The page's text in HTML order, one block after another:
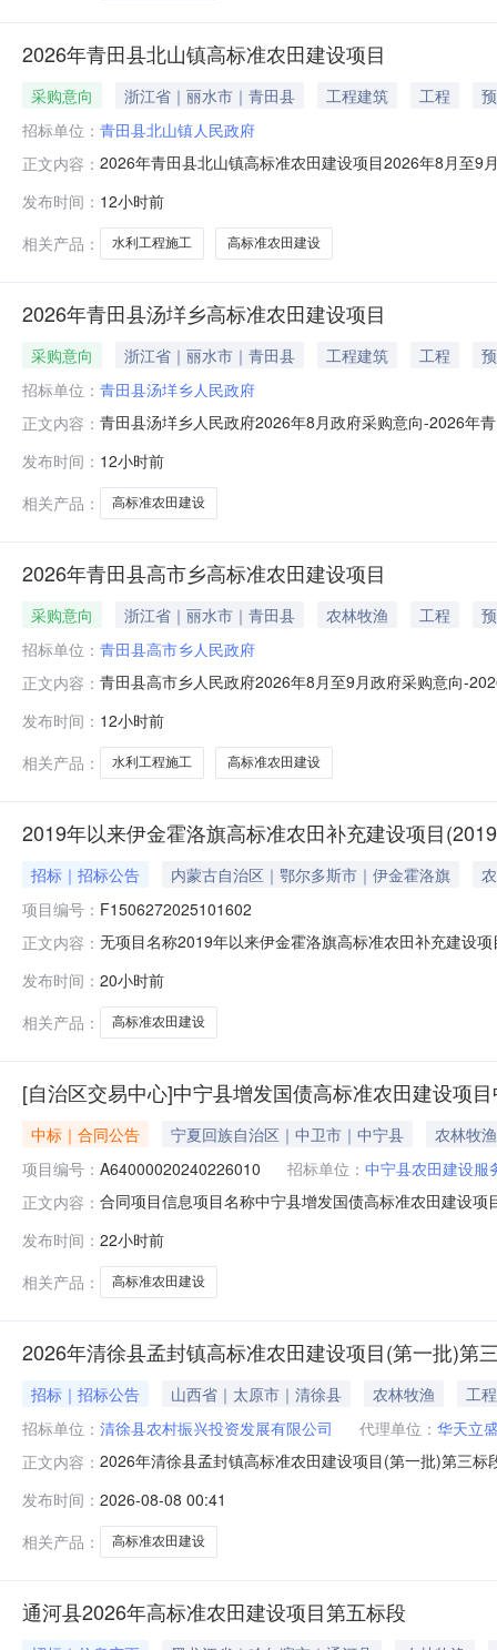
2026年青田县北山镇高标准农田建设项目
采购意向 浙江省｜丽水市｜青田县 工程建筑 工程
招标单位： 青田县北山镇人民政府
正文内容： 2026年青田县北山镇高标准农田建设项目2026年8月至9
额：308.700000万元(人民币)采购品目：B02099900其
发布时间： 12小时前
相关产品：
水利工程施工 高标准农田建设
2026年青田县汤垟乡高标准农田建设项目
采购意向 浙江省｜丽水市｜青田县 工程建筑 工程
招标单位： 青田县汤垟乡人民政府
正文内容： 青田县汤垟乡人民政府2026年8月政府采购意向-2026年
其他建筑工程采购需求概况：标的名称：2026年青田县
发布时间： 12小时前
相关产品：
高标准农田建设
2026年青田县高市乡高标准农田建设项目
采购意向 浙江省｜丽水市｜青田县 农林牧渔 工程
招标单位： 青田县高市乡人民政府
正文内容： 青田县高市乡人民政府2026年8月至9月政府采购意向-
目：B02099900其他水利工程施工采购需求概况：标的
发布时间： 12小时前
相关产品：
水利工程施工 高标准农田建设
2019年以来伊金霍洛旗高标准农田补充建设项目
招标｜招标公告 内蒙古自治区｜鄂尔多斯市｜伊金霍洛旗
项目编号： F1506272025101602
正文内容： 无项目名称2019年以来伊金霍洛旗高标准农田补充建设
发布时间： 20小时前
相关产品：
高标准农田建设
[自治区交易中心]中宁县增发国债高标准农田建设项
中标｜合同公告 宁夏回族自治区｜中卫市｜中宁县
农林牧渔
项目编号： A64000020240226010 招标单位： 中宁县农田建设服
正文内容： 合同项目信息项目名称中宁县增发国债高标准农田建设
附件中宁县增发国债高标准农田建设项目9标段.pdf中宁
发布时间： 22小时前
相关产品：
高标准农田建设
2026年清徐县孟封镇高标准农田建设项目(第一批)第
招标｜招标公告 山西省｜太原市｜清徐县 农林牧渔
工程
招标单位： 清徐县农村振兴投资发展有限公司 代理单位： 华天立
正文内容： 2026年清徐县孟封镇高标准农田建设项目(第一批)第三
澄清时间是否延期延期后开标时间延期后开标地点对文
标人：清
发布时间： 2026-08-08 00:41
相关产品：
高标准农田建设
通河县2026年高标准农田建设项目第五标段